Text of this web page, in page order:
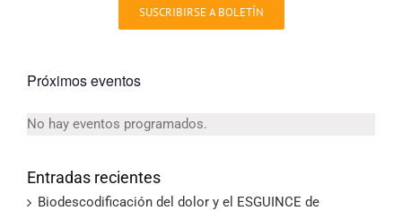
SUSCRIBIRSE A BOLETÍN
Próximos eventos
Aviso
No hay eventos programados.
Entradas recientes
Biodescodificación del dolor y el ESGUINCE de